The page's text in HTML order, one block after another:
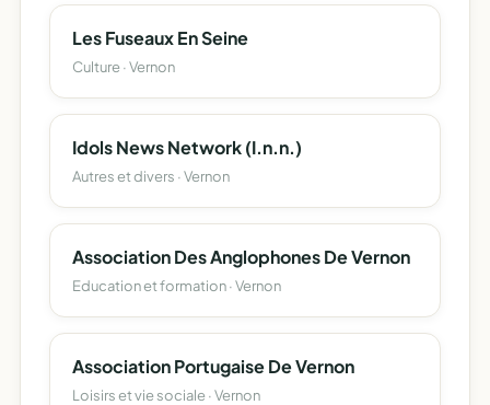
Les Fuseaux En Seine
Culture · Vernon
Idols News Network (I.n.n.)
Autres et divers · Vernon
Association Des Anglophones De Vernon
Education et formation · Vernon
Association Portugaise De Vernon
Loisirs et vie sociale · Vernon